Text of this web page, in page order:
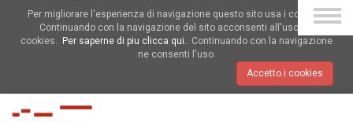
Per migliorare l'esperienza di navigazione questo sito usa i cookies.
Continuando con la navigazione del sito acconsenti all'uso dei
cookies.
Per saperne di piu clicca qui.. Continuando con la navigazione
ne consenti l'uso.
Accetto i cookies